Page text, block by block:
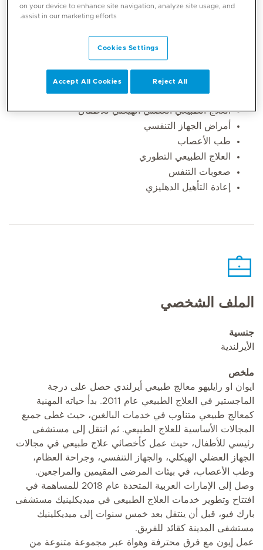
المهارات الأساسية
العلاج الطبيعي العضلي الهيكلي للأطفال
أمراض الجهاز التنفسي
طب الأعصاب
العلاج الطبيعي التطوري
صعوبات التنفس
إعادة التأهيل الدهليزي
الملف الشخصي
جنسية
الأيرلندية
ملخص
ايوان او رايليهو معالج طبيعي أيرلندي حصل على درجة
الماجستير في العلاج الطبيعي عام 2011. بدأ حياته المهنية
كمعالج طبيعي متناوب في خدمات البالغين، حيث غطى جميع
المجالات الأساسية للعلاج الطبيعي. ثم انتقل إلى مستشفى
رئيسي للأطفال، حيث عمل كأخصائي علاج طبيعي في مجالات
الجهاز العضلي الهيكلي، والجهاز التنفسي، وجراحة العظام،
وطب الأعصاب، في بيئات المرضى المقيمين والمراجعين.
وصل إلى الإمارات العربية المتحدة عام 2018 للمساهمة في
افتتاح وتطوير خدمات العلاج الطبيعي في ميديكلينيك مستشفى
بارك فيو، قبل أن ينتقل بعد خمس سنوات إلى ميديكلينيك
مستشفى المدينة كقائد للفريق.
عمل إيون مع فرق محترفة وهواة عبر مجموعة متنوعة من
on your device to enhance site navigation, analyze site usage, and
assist in our marketing efforts.
Cookies Settings
Reject All
Accept All Cookies